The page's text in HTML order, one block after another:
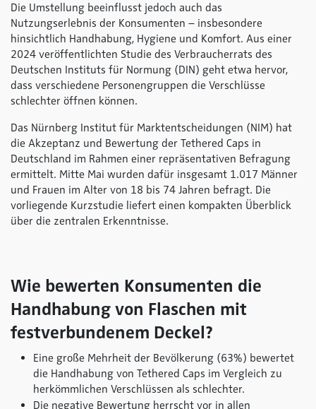
Die Umstellung beeinflusst jedoch auch das
Nutzungserlebnis der Konsumenten – insbesondere
hinsichtlich Handhabung, Hygiene und Komfort. Aus einer
2024 veröffentlichten Studie des Verbraucherrats des
Deutschen Instituts für Normung (DIN) geht etwa hervor,
dass verschiedene Personengruppen die Verschlüsse
schlechter öffnen können.
Das Nürnberg Institut für Marktentscheidungen (NIM) hat
die Akzeptanz und Bewertung der Tethered Caps in
Deutschland im Rahmen einer repräsentativen Befragung
ermittelt. Mitte Mai wurden dafür insgesamt 1.017 Männer
und Frauen im Alter von 18 bis 74 Jahren befragt. Die
vorliegende Kurzstudie liefert einen kompakten Überblick
über die zentralen Erkenntnisse.
Wie bewerten Konsumenten die
Handhabung von Flaschen mit
festverbundenem Deckel?
Eine große Mehrheit der Bevölkerung (63%) bewertet
die Handhabung von Tethered Caps im Vergleich zu
herkömmlichen Verschlüssen als schlechter.
Die negative Bewertung herrscht vor in allen